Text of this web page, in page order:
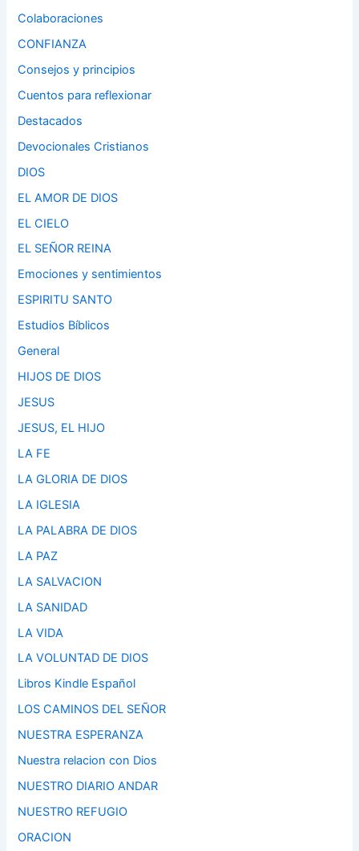
Colaboraciones
CONFIANZA
Consejos y principios
Cuentos para reflexionar
Destacados
Devocionales Cristianos
DIOS
EL AMOR DE DIOS
EL CIELO
EL SEÑOR REINA
Emociones y sentimientos
ESPIRITU SANTO
Estudios Bíblicos
General
HIJOS DE DIOS
JESUS
JESUS, EL HIJO
LA FE
LA GLORIA DE DIOS
LA IGLESIA
LA PALABRA DE DIOS
LA PAZ
LA SALVACION
LA SANIDAD
LA VIDA
LA VOLUNTAD DE DIOS
Libros Kindle Español
LOS CAMINOS DEL SEÑOR
NUESTRA ESPERANZA
Nuestra relacion con Dios
NUESTRO DIARIO ANDAR
NUESTRO REFUGIO
ORACION